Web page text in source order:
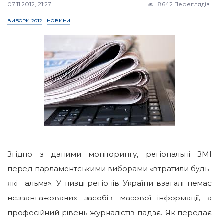
07.11.2012, 21:27 8642 Переглядів
ВИБОРИ 2012 НОВИНИ
Згідно з даними моніторингу, регіональні ЗМІ
перед парламентськими виборами «втратили будь-
які гальма». У низці регіонів України взагалі немає
незаангажованих засобів масової інформації, а
професійний рівень журналістів падає. Як передає